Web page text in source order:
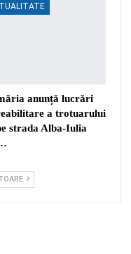
anunță lucrări
a trotuarului
strada Alba-Iulia